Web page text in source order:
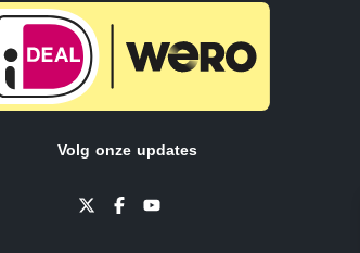
Volg onze updates